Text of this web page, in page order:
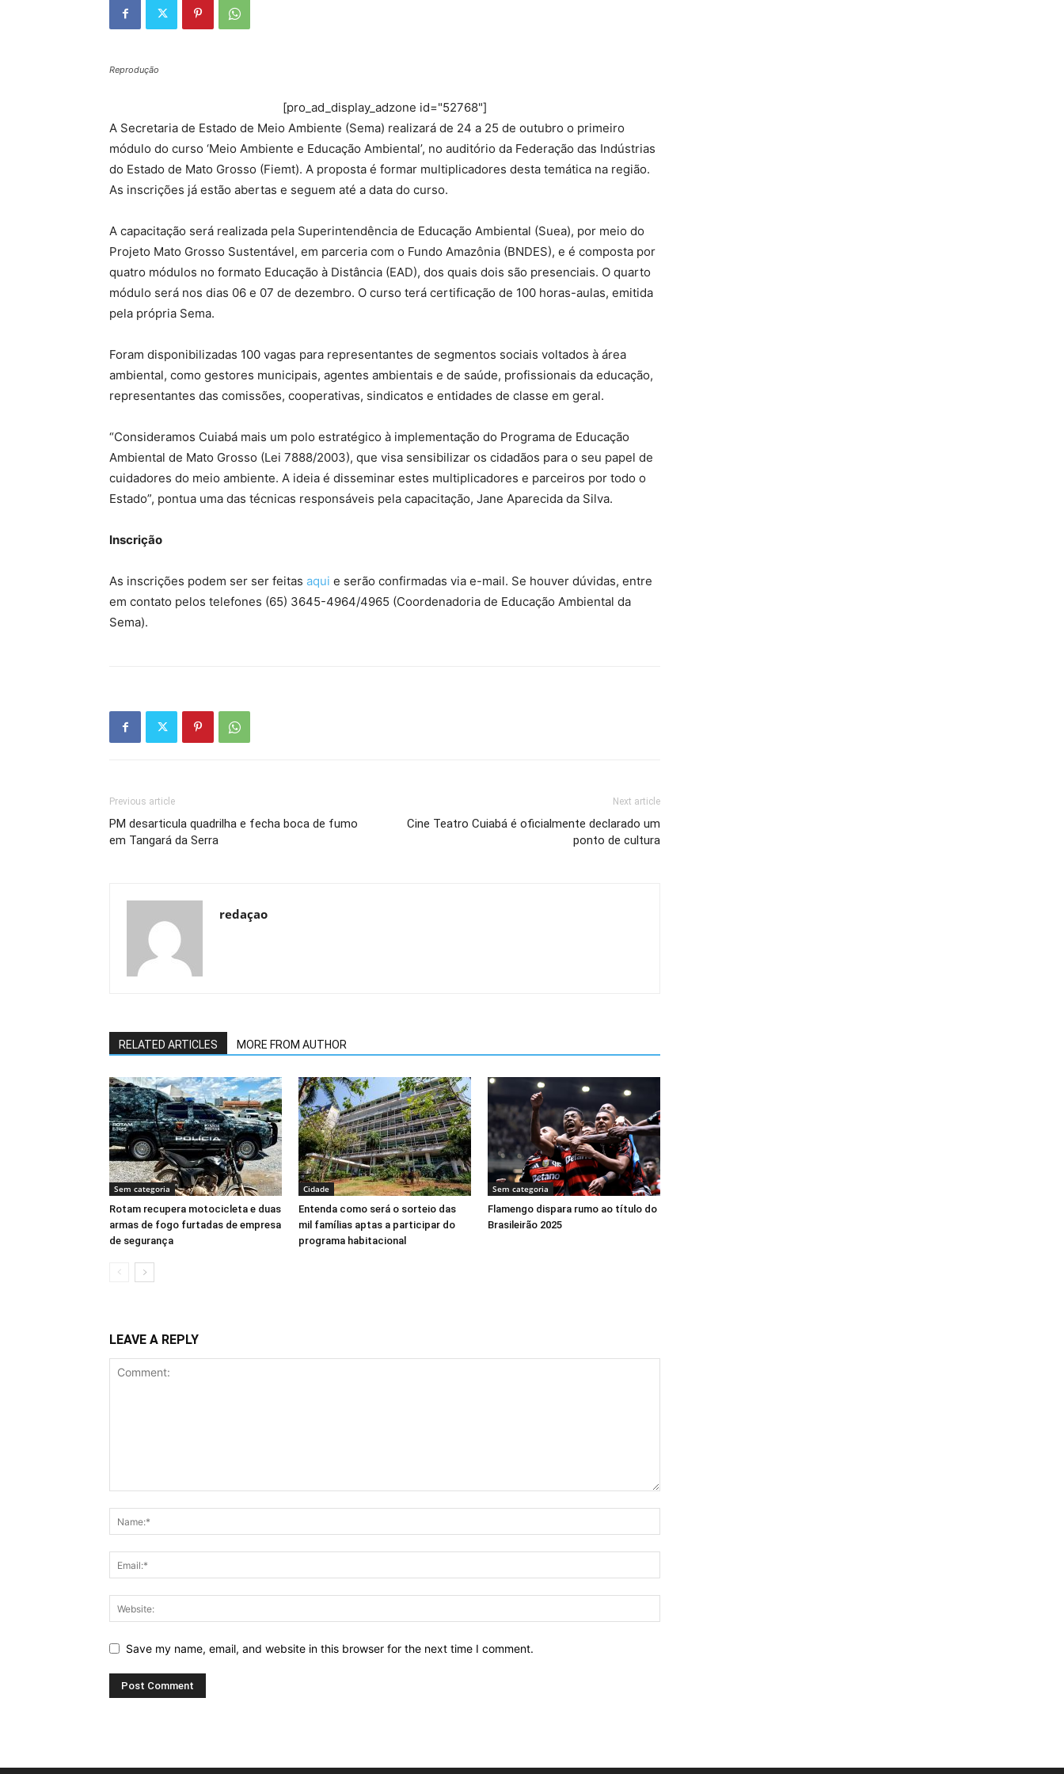
Reprodução
[pro_ad_display_adzone id="52768"]
A Secretaria de Estado de Meio Ambiente (Sema) realizará de 24 a 25 de outubro o primeiro
módulo do curso ‘Meio Ambiente e Educação Ambiental’, no auditório da Federação das Indústrias
do Estado de Mato Grosso (Fiemt). A proposta é formar multiplicadores desta temática na região.
As inscrições já estão abertas e seguem até a data do curso.
A capacitação será realizada pela Superintendência de Educação Ambiental (Suea), por meio do
Projeto Mato Grosso Sustentável, em parceria com o Fundo Amazônia (BNDES), e é composta por
quatro módulos no formato Educação à Distância (EAD), dos quais dois são presenciais. O quarto
módulo será nos dias 06 e 07 de dezembro. O curso terá certificação de 100 horas-aulas, emitida
pela própria Sema.
Foram disponibilizadas 100 vagas para representantes de segmentos sociais voltados à área
ambiental, como gestores municipais, agentes ambientais e de saúde, profissionais da educação,
representantes das comissões, cooperativas, sindicatos e entidades de classe em geral.
“Consideramos Cuiabá mais um polo estratégico à implementação do Programa de Educação
Ambiental de Mato Grosso (Lei 7888/2003), que visa sensibilizar os cidadãos para o seu papel de
cuidadores do meio ambiente. A ideia é disseminar estes multiplicadores e parceiros por todo o
Estado”, pontua uma das técnicas responsáveis pela capacitação, Jane Aparecida da Silva.
Inscrição
As inscrições podem ser ser feitas aqui e serão confirmadas via e-mail. Se houver dúvidas, entre
em contato pelos telefones (65) 3645-4964/4965 (Coordenadoria de Educação Ambiental da
Sema).
Previous article
PM desarticula quadrilha e fecha boca de fumo
em Tangará da Serra
Next article
Cine Teatro Cuiabá é oficialmente declarado um
ponto de cultura
redaçao
RELATED ARTICLES MORE FROM AUTHOR
Sem categoria
Rotam recupera motocicleta e duas
armas de fogo furtadas de empresa
de segurança
Cidade
Entenda como será o sorteio das
mil famílias aptas a participar do
programa habitacional
Sem categoria
Flamengo dispara rumo ao título do
Brasileirão 2025
LEAVE A REPLY
Save my name, email, and website in this browser for the next time I comment.